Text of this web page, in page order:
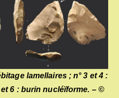
lamellaires ; n° 3 et 4 :
6 : burin nucléïforme. – ©